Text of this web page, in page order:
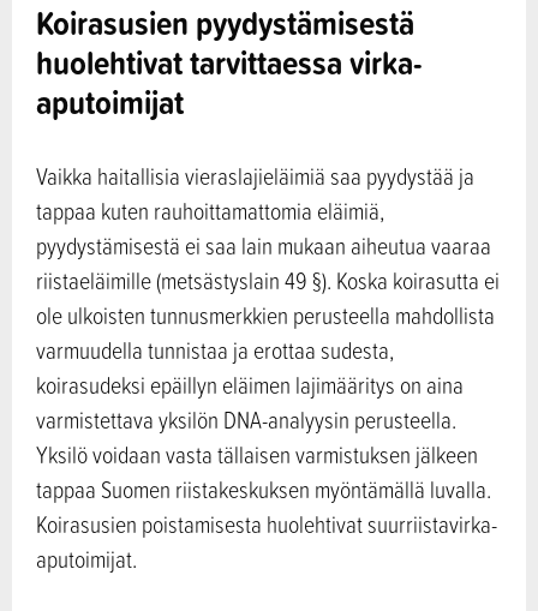
Koirasusien pyydystämisestä
huolehtivat tarvittaessa virka-
aputoimijat
Vaikka haitallisia vieraslajieläimiä saa pyydystää ja
tappaa kuten rauhoittamattomia eläimiä,
pyydystämisestä ei saa lain mukaan aiheutua vaaraa
riistaeläimille (metsästyslain 49 §). Koska koirasutta ei
ole ulkoisten tunnusmerkkien perusteella mahdollista
varmuudella tunnistaa ja erottaa sudesta,
koirasudeksi epäillyn eläimen lajimääritys on aina
varmistettava yksilön DNA-analyysin perusteella.
Yksilö voidaan vasta tällaisen varmistuksen jälkeen
tappaa Suomen riistakeskuksen myöntämällä luvalla.
Koirasusien poistamisesta huolehtivat suurriistavirka-
aputoimijat.